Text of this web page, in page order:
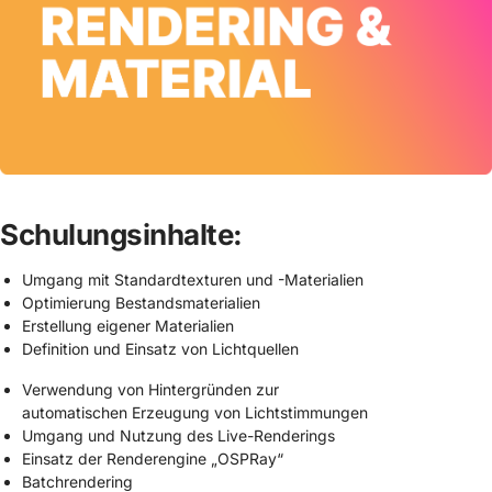
Schulungsinhalte:
Umgang mit Standardtexturen und -Materialien
Optimierung Bestandsmaterialien
Erstellung eigener Materialien
Definition und Einsatz von Lichtquellen
Verwendung von Hintergründen zur
automatischen Erzeugung von Lichtstimmungen
Umgang und Nutzung des Live-Renderings
Einsatz der Renderengine „OSPRay“
Batchrendering